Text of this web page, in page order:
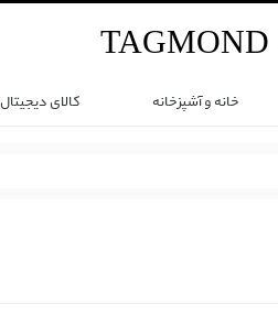
TAGMOND
خانه و آشپزخانه کالای دیجیتال